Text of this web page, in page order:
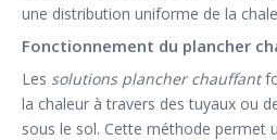
une distribution uniforme de la
Fonctionnement du plancher
Les solutions plancher chauffant
la chaleur à travers des tuyaux ou
sous le sol. Cette méthode permet